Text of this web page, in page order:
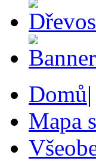
Domů|
Mapa